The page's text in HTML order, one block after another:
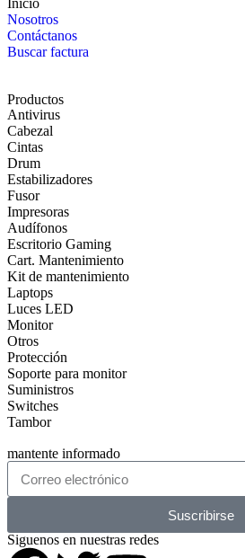
Inicio
Nosotros
Contáctanos
Buscar factura
Productos
Antivirus
Cabezal
Cintas
Drum
Estabilizadores
Fusor
Impresoras
Audífonos
Escritorio Gaming
Cart. Mantenimiento
Kit de mantenimiento
Laptops
Luces LED
Monitor
Otros
Protección
Soporte para monitor
Suministros
Switches
Tambor
mantente informado
Suscribirse
Siguenos en nuestras redes